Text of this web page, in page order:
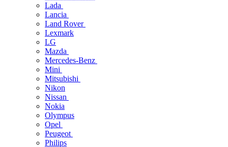
Lada
Lancia
Land Rover
Lexmark
LG
Mazda
Mercedes-Benz
Mini
Mitsubishi
Nikon
Nissan
Nokia
Olympus
Opel
Peugeot
Philips